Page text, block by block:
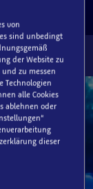
von
sind unbedingt
der Website zu
zu messen
Technologien
alle Cookies
ablehnen oder
dieser